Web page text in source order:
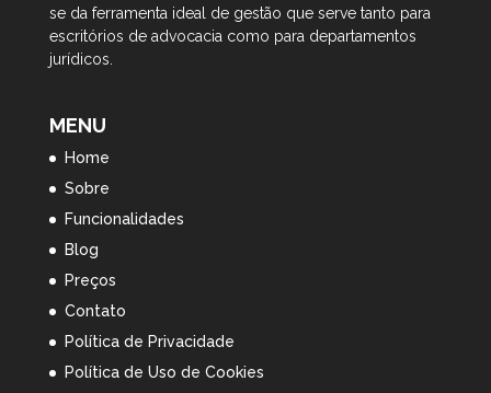
se da ferramenta ideal de gestão que serve tanto para
escritórios de advocacia como para departamentos
jurídicos.
MENU
Home
Sobre
Funcionalidades
Blog
Preços
Contato
Política de Privacidade
Política de Uso de Cookies